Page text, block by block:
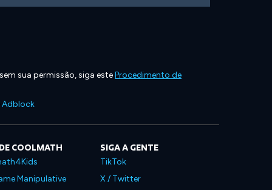
sua permissão, siga esteProcedimento de
Adblock
COOLMATH
Manipulative
SIGA A GENTE
TikTok
X / Twitter